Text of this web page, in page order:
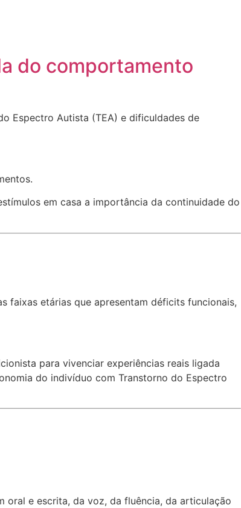
do comportamento
Espectro Autista (TEA) e dificuldades de
em casa a importância da continuidade do
faixas etárias que apresentam déficits funcionais,
para vivenciar experiências reais ligada
do indivíduo com Transtorno do Espectro
oral e escrita, da voz, da fluência, da articulação